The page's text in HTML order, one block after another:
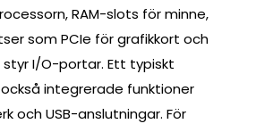
RAM-slots för minne,
som PCIe för grafikkort och
I/O-portar. Ett typiskt
integrerade funktioner
och USB-anslutningar. För